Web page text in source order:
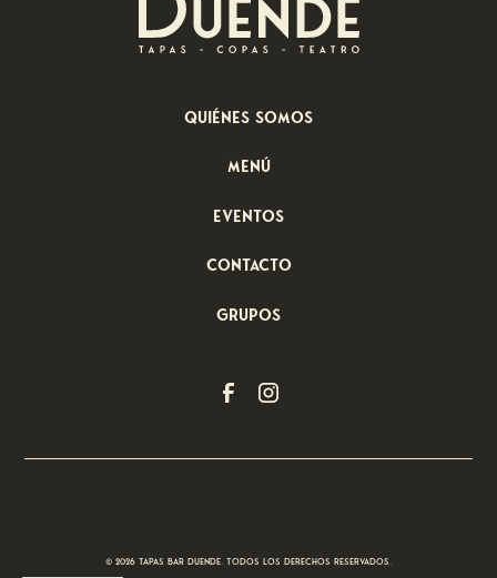
Quiénes somos
menú
Eventos
Contacto
grupos
© 2026 Tapas Bar Duende. Todos los derechos reservados.